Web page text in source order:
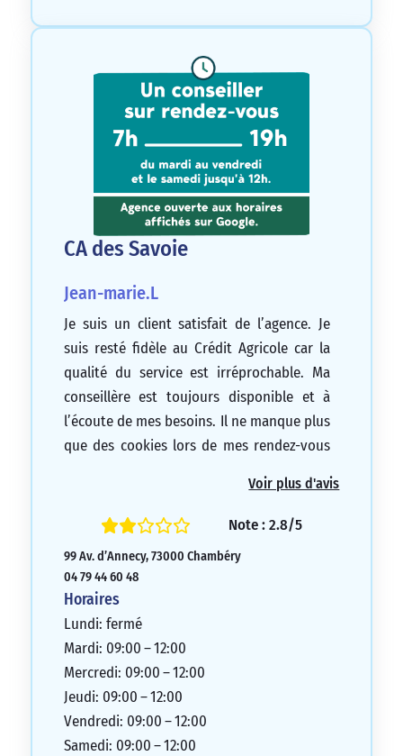
CA des Savoie
Jean-marie.L
Je suis un client satisfait de l’agence. Je
suis resté fidèle au Crédit Agricole car la
qualité du service est irréprochable. Ma
conseillère est toujours disponible et à
l’écoute de mes besoins. Il ne manque plus
que des cookies lors de mes rendez-vous
5/5
Voir plus d'avis
Note : 2.8/5
99 Av. d’Annecy, 73000 Chambéry
04 79 44 60 48
Horaires
Lundi: fermé
Mardi: 09:00 – 12:00
Mercredi: 09:00 – 12:00
Jeudi: 09:00 – 12:00
Vendredi: 09:00 – 12:00
Samedi: 09:00 – 12:00